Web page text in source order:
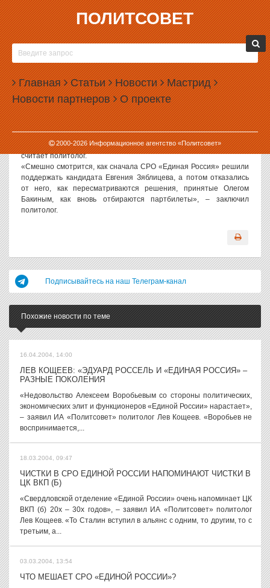
ПОЛИТСОВЕТ
Главная Статьи Новости Мастрид
Новости партнеров О проекте
2000-2026Информационное агентство «Политсовет»
01.03.2004, 12:10
СРО «ЕДИНОЙ РОССИИ» НАПОМИНАЕТ КПСС
30-Х ГОДОВ
«Единая Россия» призывает к единению, а ее Свердловское
региональное раздирают внутренние конфликты», – заявил ИА
«Политсовет» политолог Лев Кощеев.
«В СРО «Единой России» продолжается непрерывная борьба за
верховенство. Сначала выживают одних «уклонистов», потом
других. Все происходит в лучших традициях КПСС 30-х годов» –
считает политолог.
«Смешно смотрится, как сначала СРО «Единая Россия» решили
поддержать кандидата Евгения Зяблицева, а потом отказались
от него, как пересматриваются решения, принятые Олегом
Бакиным, как вновь отбираются партбилеты», – заключил
политолог.
Подписывайтесь на наш Телеграм-канал
Похожие новости по теме
16.04.2004, 14:00
ЛЕВ КОЩЕЕВ: «ЭДУАРД РОССЕЛЬ И «ЕДИНАЯ РОССИЯ» –
РАЗНЫЕ ПОКОЛЕНИЯ
«Недовольство Алексеем Воробьевым со стороны политических,
экономических элит и функционеров «Единой России» нарастает»,
– заявил ИА «Политсовет» политолог Лев Кощеев. «Воробьев не
воспринимается,...
18.03.2004, 09:47
ЧИСТКИ В СРО ЕДИНОЙ РОССИИ НАПОМИНАЮТ ЧИСТКИ В
ЦК ВКП (Б)
«Свердловской отделение «Единой России» очень напоминает ЦК
ВКП (б) 20х – 30х годов», – заявил ИА «Политсовет» политолог
Лев Кощеев. «То Сталин вступил в альянс с одним, то другим, то с
третьим, а...
03.03.2004, 13:54
ЧТО МЕШАЕТ СРО «ЕДИНОЙ РОССИИ»?